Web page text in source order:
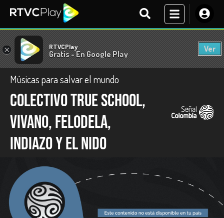
× RTVCPlay
Gratis - En Google Play
Ver
Músicas para salvar el mundo
Colectivo True School,
Vivano, Felodela,
inDiazo y El Nido